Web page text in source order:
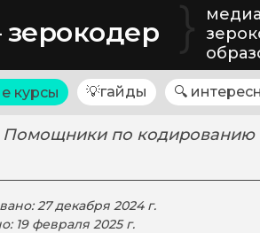
}
курсы 💡гайды 🔍
по кодированию
27 декабря 2024 г.
19 февраля 2025 г.